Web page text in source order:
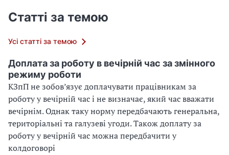
Статті за темою
Усі статті за темою
Доплата за роботу в вечірній час за змінного
режиму роботи
КЗпП не зобов’язує доплачувати працівникам за
роботу у вечірній час і не визначає, який час вважати
вечірнім. Однак таку норму передбачають генеральна,
територіальні та галузеві угоди. Також доплату за
роботу у вечірній час можна передбачити у
колдоговорі